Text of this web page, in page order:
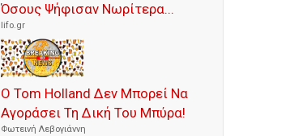
Όσους Ψήφισαν Νωρίτερα...
lifo.gr
Ο Tom Holland Δεν Μπορεί Να
Αγοράσει Τη Δική Του Μπύρα!
Φωτεινή Λεβογιάννη